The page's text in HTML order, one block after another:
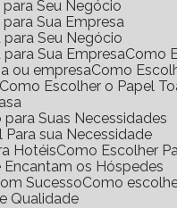
Seu Negócio
Sua Empresa
Seu Negócio
Sua Empresa
ou empresa
Como
Como Escolher o Papel
Suas Necessidades
sua Necessidade
Hotéis
Como Escolher
Encantam os Hóspedes
Sucesso
Como
Qualidade